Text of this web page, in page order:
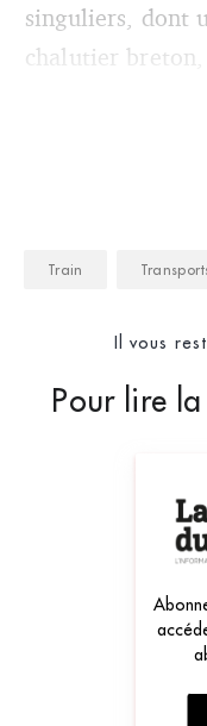
singuliers, dont
chalutier breton,
Train
Il vous
Pour lire